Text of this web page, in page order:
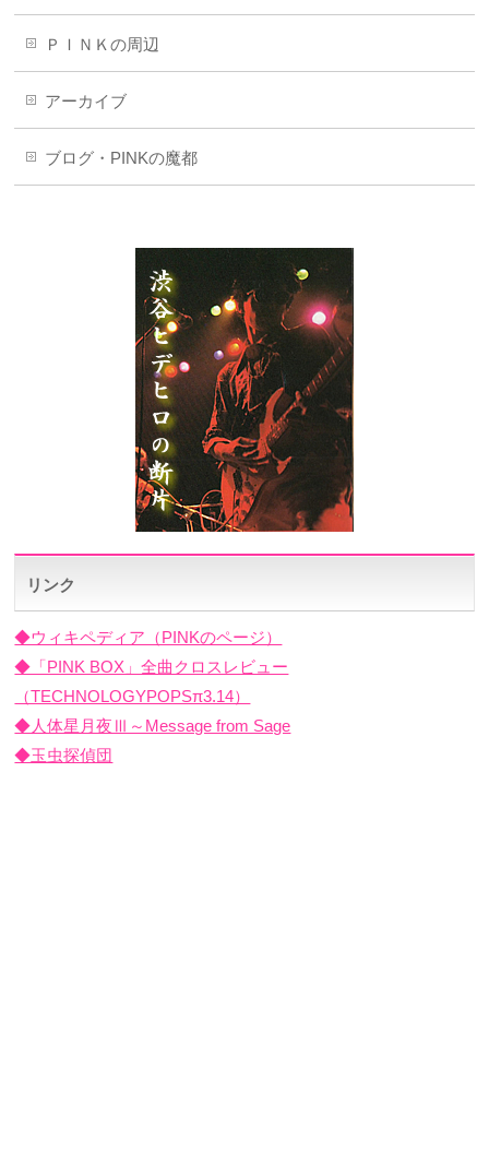
ＰＩＮＫの周辺
アーカイブ
ブログ・PINKの魔都
リンク
◆ウィキペディア（PINKのページ）
◆「PINK BOX」全曲クロスレビュー
（TECHNOLOGYPOPSπ3.14）
◆人体星月夜Ⅲ～Message from Sage
◆玉虫探偵団